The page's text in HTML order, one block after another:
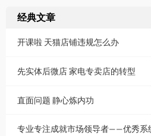
经典文章
开课啦 天猫店铺违规怎么办
先实体后微店 家电专卖店的转型
直面问题 静心炼内功